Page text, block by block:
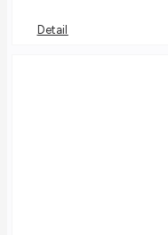
Detail